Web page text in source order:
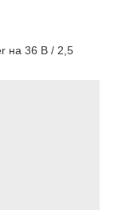
на 36 В / 2,5